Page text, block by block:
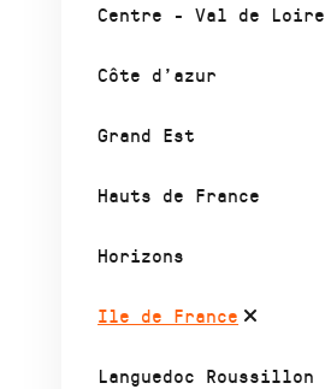
Centre - Val de Loire
Côte d’azur
Grand Est
Hauts de France
Horizons
Ile de France
Languedoc Roussillon